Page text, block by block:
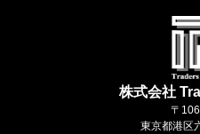
株式会社
〒
東京都港区